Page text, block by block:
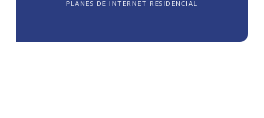
PLANES DE INTERNET RESIDENCIAL